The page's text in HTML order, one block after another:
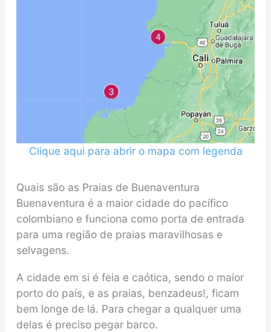
Clique aqui para abrir o mapa com legenda
Quais são as Praias de Buenaventura
Buenaventura é a maior cidade do pacífico
colombiano e funciona como porta de entrada
para uma região de praias maravilhosas e
selvagens.
A cidade em si é feia e caótica, sendo o maior
porto do país, e as praias, benzadeus!, ficam
bem longe de lá. Para chegar a qualquer uma
delas é preciso pegar barco.